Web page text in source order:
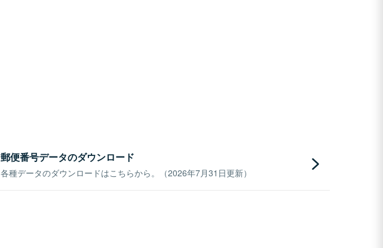
郵便番号データのダウンロード
各種データのダウンロードはこちらから。（2026年7月31日更新）